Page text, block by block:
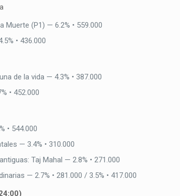
Muerte (P1) — 6.2% • 559.000
• 436.000
de la vida — 4.3% • 387.000
• 452.000
• 544.000
— 3.4% • 310.000
Taj Mahal — 2.8% • 271.000
— 2.7% • 281.000 / 3.5% • 417.000